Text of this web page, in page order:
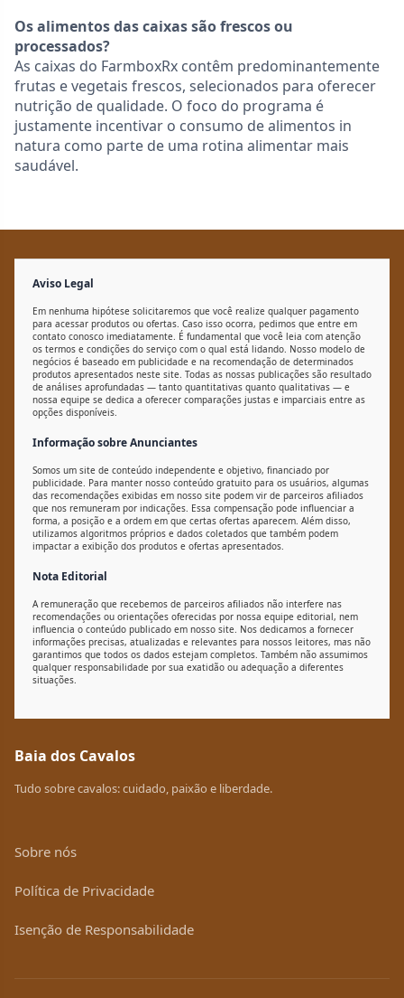
Os alimentos das caixas são frescos ou
processados?
As caixas do FarmboxRx contêm predominantemente
frutas e vegetais frescos, selecionados para oferecer
nutrição de qualidade. O foco do programa é
justamente incentivar o consumo de alimentos in
natura como parte de uma rotina alimentar mais
saudável.
Aviso Legal
Em nenhuma hipótese solicitaremos que você realize qualquer pagamento
para acessar produtos ou ofertas. Caso isso ocorra, pedimos que entre em
contato conosco imediatamente. É fundamental que você leia com atenção
os termos e condições do serviço com o qual está lidando. Nosso modelo de
negócios é baseado em publicidade e na recomendação de determinados
produtos apresentados neste site. Todas as nossas publicações são resultado
de análises aprofundadas — tanto quantitativas quanto qualitativas — e
nossa equipe se dedica a oferecer comparações justas e imparciais entre as
opções disponíveis.
Informação sobre Anunciantes
Somos um site de conteúdo independente e objetivo, financiado por
publicidade. Para manter nosso conteúdo gratuito para os usuários, algumas
das recomendações exibidas em nosso site podem vir de parceiros afiliados
que nos remuneram por indicações. Essa compensação pode influenciar a
forma, a posição e a ordem em que certas ofertas aparecem. Além disso,
utilizamos algoritmos próprios e dados coletados que também podem
impactar a exibição dos produtos e ofertas apresentados.
Nota Editorial
A remuneração que recebemos de parceiros afiliados não interfere nas
recomendações ou orientações oferecidas por nossa equipe editorial, nem
influencia o conteúdo publicado em nosso site. Nos dedicamos a fornecer
informações precisas, atualizadas e relevantes para nossos leitores, mas não
garantimos que todos os dados estejam completos. Também não assumimos
qualquer responsabilidade por sua exatidão ou adequação a diferentes
situações.
Baia dos Cavalos
Tudo sobre cavalos: cuidado, paixão e liberdade.
Sobre nós
Política de Privacidade
Isenção de Responsabilidade